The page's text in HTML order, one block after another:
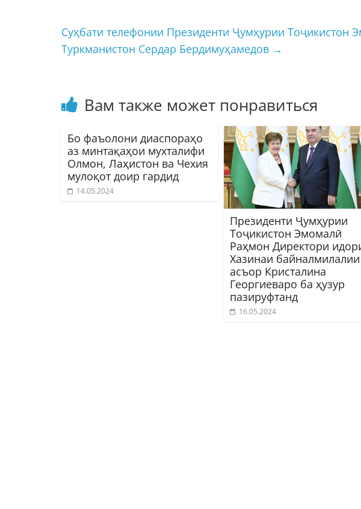
Суҳбати телефонии Президенти Ҷумҳурии Тоҷикистон
Туркманистон Сердар Бердимуҳамедов →
Вам также может понравиться
Бо фаъолони диаспораҳо
аз минтақаҳои мухталифи
Олмон, Лаҳистон ва Чехия
мулоқот доир гардид
14.05.2024
Президенти Ҷумҳурии
Тоҷикистон Эмомалӣ
Раҳмон Директори
Хазинаи байналмилалии
асъор Кристалина
Георгиеваро ба ҳузур
пазируфтанд
16.05.2024